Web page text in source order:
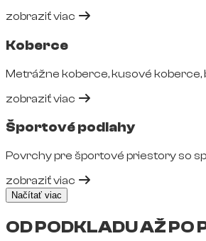
zobraziť viac
Koberce
Metrážne koberce, kusové koberce,
zobraziť viac
Športové podlahy
Povrchy pre športové priestory so
zobraziť viac
Načítať viac
OD PODKLADU AŽ PO